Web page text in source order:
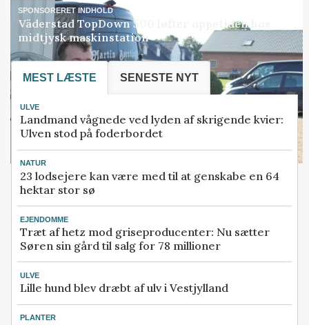
SPONSORERET INDHOLD
Väderstad TopDown 500 løfter oppetiden hos
midtjysk maskinstation
MEST LÆSTE SENESTE NYT
ULVE
Landmand vågnede ved lyden af skrigende kvier:
Ulven stod på foderbordet
NATUR
23 lodsejere kan være med til at genskabe en 64
hektar stor sø
EJENDOMME
Træt af hetz mod griseproducenter: Nu sætter
Søren sin gård til salg for 78 millioner
ULVE
Lille hund blev dræbt af ulv i Vestjylland
PLANTER